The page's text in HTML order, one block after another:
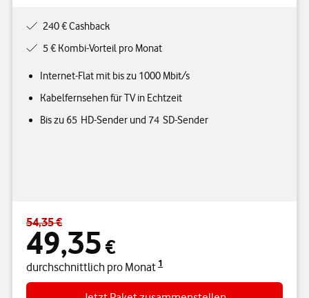
240 € Cashback
5 € Kombi-Vorteil pro Monat
Internet-Flat mit bis zu 1000 Mbit/s
Kabelfernsehen für TV in Echtzeit
Bis zu 65 HD-Sender und 74 SD-Sender
Standardpreis 54,35 € – Angebotspreis 49,35 € durchschnittlich
54,35 €
49,35 €
durchschnittlich pro Monat 1